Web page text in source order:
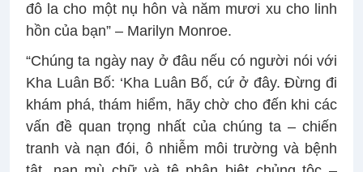
đô la cho một nụ hôn và năm mươi xu cho linh
hồn của bạn” – Marilyn Monroe.
“Chúng ta ngày nay ở đâu nếu có người nói với
Kha Luân Bố: ‘Kha Luân Bố, cứ ở đây. Đừng đi
khám phá, thám hiểm, hãy chờ cho đến khi các
vấn đề quan trọng nhất của chúng ta – chiến
tranh và nạn đói, ô nhiễm môi trường và bệnh